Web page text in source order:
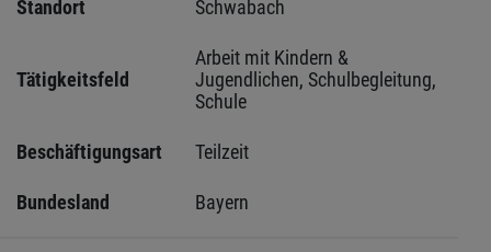
Standort
Schwabach
Tätigkeitsfeld
Arbeit mit Kindern &
Jugendlichen, Schulbegleitung,
Schule
Beschäftigungsart Teilzeit
Bundesland Bayern